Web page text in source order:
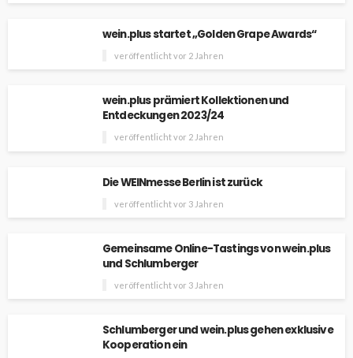
wein.plus startet „Golden Grape Awards“
veröffentlicht vor 2 Jahren
wein.plus prämiert Kollektionen und
Entdeckungen 2023/24
veröffentlicht vor 2 Jahren
Die WEINmesse Berlin ist zurück
veröffentlicht vor 3 Jahren
Gemeinsame Online-Tastings von wein.plus
und Schlumberger
veröffentlicht vor 3 Jahren
Schlumberger und wein.plus gehen exklusive
Kooperation ein